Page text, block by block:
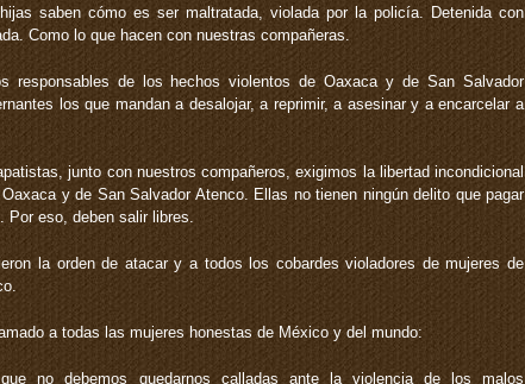
saben cómo es ser maltratada, violada por la policía. Detenida con
Como lo que hacen con nuestras compañeras.
responsables de los hechos violentos de Oaxaca y de San Salvador
los que mandan a desalojar, a reprimir, a asesinar y a encarcelar a
junto con nuestros compañeros, exigimos la libertad incondicional
y de San Salvador Atenco. Ellas no tienen ningún delito que pagar
Por eso, deben salir libres.
la orden de atacar y a todos los cobardes violadores de mujeres de
a todas las mujeres honestas de México y del mundo:
no debemos quedarnos calladas ante la violencia de los malos